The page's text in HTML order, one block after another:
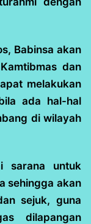
Babinsa akan
dan
melakukan
ada hal-hal
di wilayah
sarana untuk
sehingga akan
sejuk, guna
dilapangan